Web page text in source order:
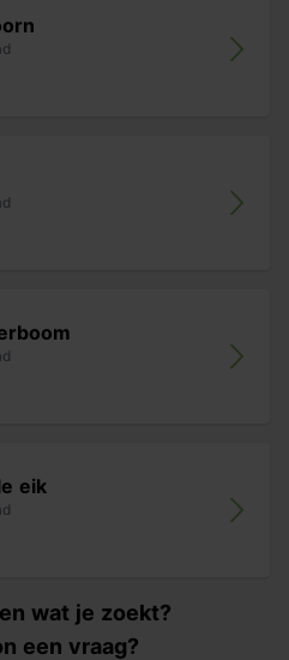
eik
wat je zoekt?
een vraag?